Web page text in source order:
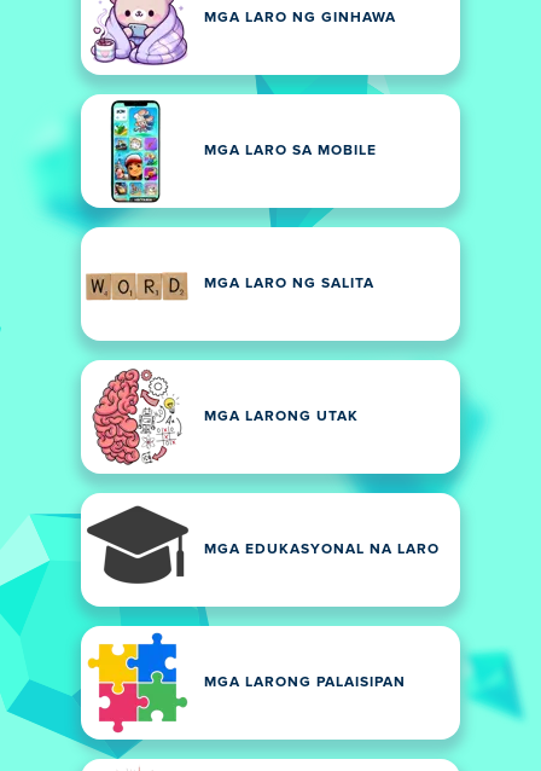
MGA LARO NG GINHAWA
MGA LARO SA MOBILE
MGA LARO NG SALITA
MGA LARONG UTAK
MGA EDUKASYONAL NA LARO
MGA LARONG PALAISIPAN